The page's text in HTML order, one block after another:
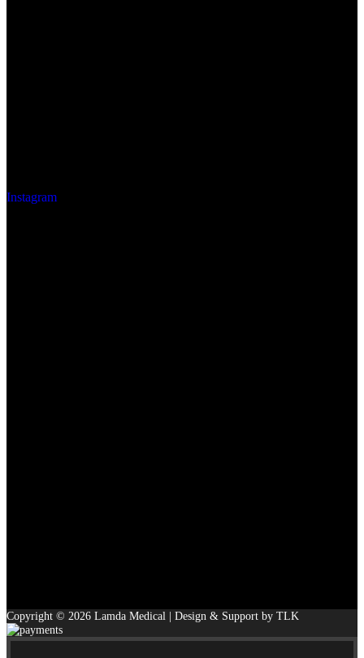
Instagram
Copyright © 2026 Lamda Medical | Design & Support by TLK